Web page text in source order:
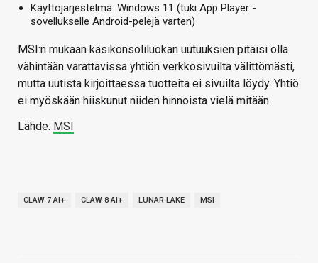
Käyttöjärjestelmä: Windows 11 (tuki App Player -
sovellukselle Android-pelejä varten)
MSI:n mukaan käsikonsoliluokan uutuuksien pitäisi olla
vähintään varattavissa yhtiön verkkosivuilta välittömästi,
mutta uutista kirjoittaessa tuotteita ei sivuilta löydy. Yhtiö
ei myöskään hiiskunut niiden hinnoista vielä mitään.
Lähde: MSI
CLAW 7 AI+ CLAW 8 AI+ LUNAR LAKE MSI